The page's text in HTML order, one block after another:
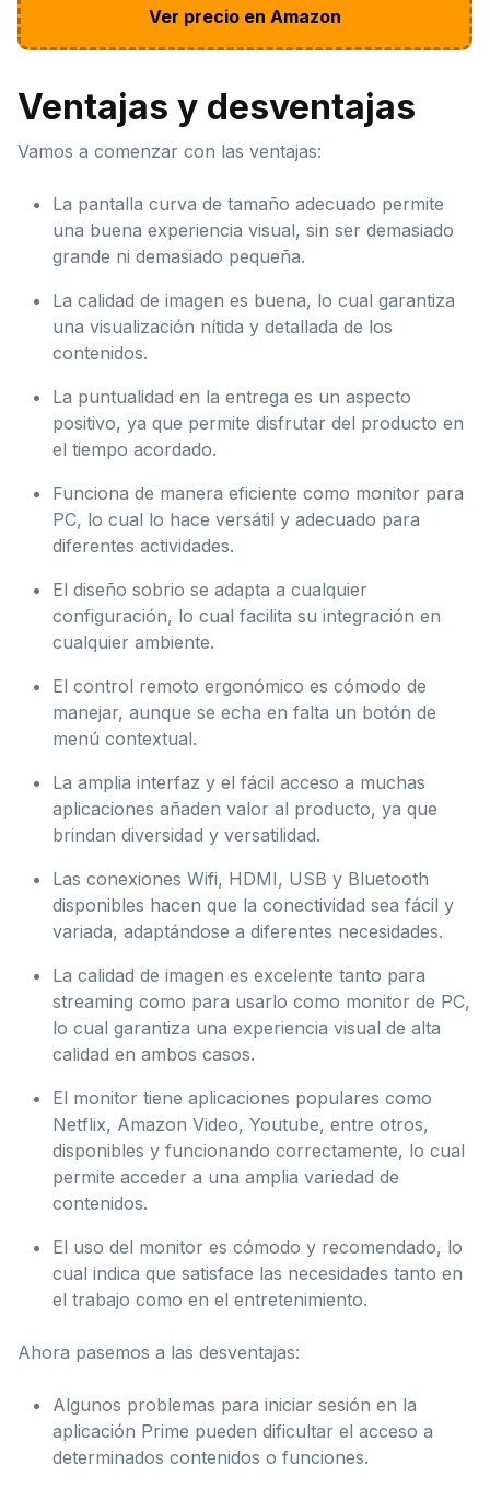
Ver precio en Amazon
Ventajas y desventajas
Vamos a comenzar con las ventajas:
La pantalla curva de tamaño adecuado permite
una buena experiencia visual, sin ser demasiado
grande ni demasiado pequeña.
La calidad de imagen es buena, lo cual garantiza
una visualización nítida y detallada de los
contenidos.
La puntualidad en la entrega es un aspecto
positivo, ya que permite disfrutar del producto en
el tiempo acordado.
Funciona de manera eficiente como monitor para
PC, lo cual lo hace versátil y adecuado para
diferentes actividades.
El diseño sobrio se adapta a cualquier
configuración, lo cual facilita su integración en
cualquier ambiente.
El control remoto ergonómico es cómodo de
manejar, aunque se echa en falta un botón de
menú contextual.
La amplia interfaz y el fácil acceso a muchas
aplicaciones añaden valor al producto, ya que
brindan diversidad y versatilidad.
Las conexiones Wifi, HDMI, USB y Bluetooth
disponibles hacen que la conectividad sea fácil y
variada, adaptándose a diferentes necesidades.
La calidad de imagen es excelente tanto para
streaming como para usarlo como monitor de PC,
lo cual garantiza una experiencia visual de alta
calidad en ambos casos.
El monitor tiene aplicaciones populares como
Netflix, Amazon Video, Youtube, entre otros,
disponibles y funcionando correctamente, lo cual
permite acceder a una amplia variedad de
contenidos.
El uso del monitor es cómodo y recomendado, lo
cual indica que satisface las necesidades tanto en
el trabajo como en el entretenimiento.
Ahora pasemos a las desventajas:
Algunos problemas para iniciar sesión en la
aplicación Prime pueden dificultar el acceso a
determinados contenidos o funciones.